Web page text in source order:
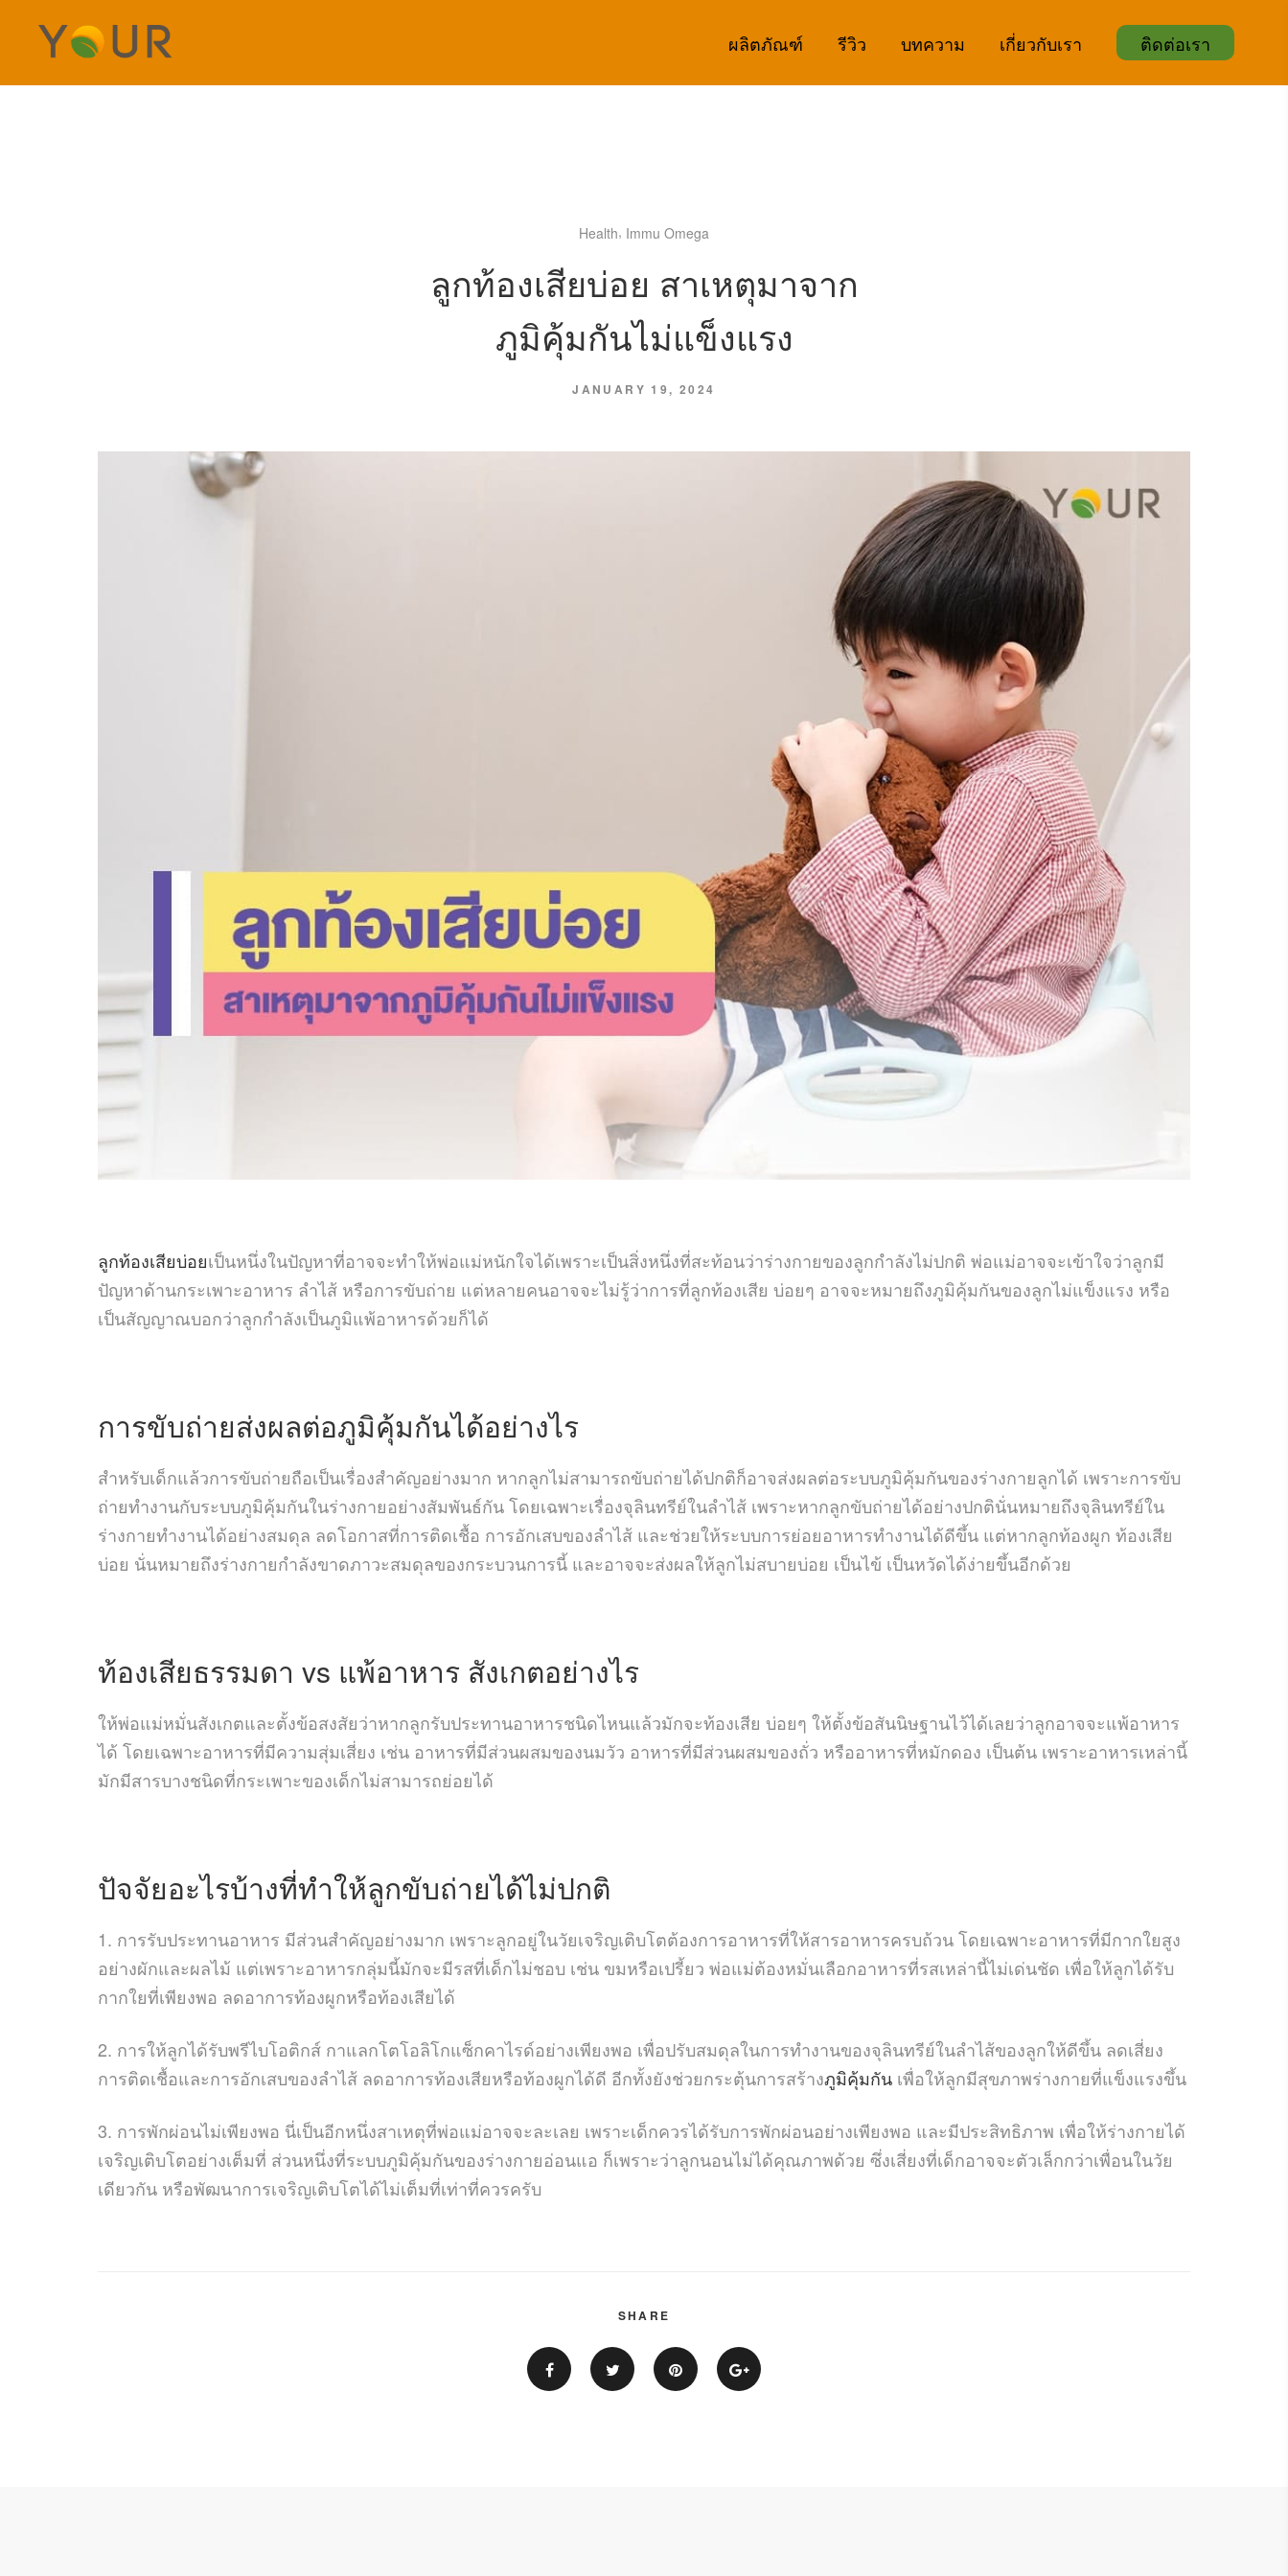
ผลิตภัณฑ์ รีวิว บทความ เกี่ยวกับเรา ติดต่อเรา
Health, Immu Omega
ลูกท้องเสียบ่อย สาเหตุมาจาก
ภูมิคุ้มกันไม่แข็งแรง
JANUARY 19, 2024
ลูกท้องเสียบ่อยเป็นหนึ่งในปัญหาที่อาจจะทำให้พ่อแม่หนักใจได้เพราะเป็นสิ่งหนึ่งที่สะท้อนว่าร่างกายของลูกกำลังไม่ปกติ พ่อแม่อาจจะเข้าใจว่าลูกมี
ปัญหาด้านกระเพาะอาหาร ลำไส้ หรือการขับถ่าย แต่หลายคนอาจจะไม่รู้ว่าการที่ลูกท้องเสีย บ่อยๆ อาจจะหมายถึงภูมิคุ้มกันของลูกไม่แข็งแรง หรือ
เป็นสัญญาณบอกว่าลูกกำลังเป็นภูมิแพ้อาหารด้วยก็ได้
การขับถ่ายส่งผลต่อภูมิคุ้มกันได้อย่างไร
สำหรับเด็กแล้วการขับถ่ายถือเป็นเรื่องสำคัญอย่างมาก หากลูกไม่สามารถขับถ่ายได้ปกติก็อาจส่งผลต่อระบบภูมิคุ้มกันของร่างกายลูกได้ เพราะการขับ
ถ่ายทำงานกับระบบภูมิคุ้มกันในร่างกายอย่างสัมพันธ์กัน โดยเฉพาะเรื่องจุลินทรีย์ในลำไส้ เพราะหากลูกขับถ่ายได้อย่างปกตินั่นหมายถึงจุลินทรีย์ใน
ร่างกายทำงานได้อย่างสมดุล ลดโอกาสที่การติดเชื้อ การอักเสบของลำไส้ และช่วยให้ระบบการย่อยอาหารทำงานได้ดีขึ้น แต่หากลูกท้องผูก ท้องเสีย
บ่อย นั่นหมายถึงร่างกายกำลังขาดภาวะสมดุลของกระบวนการนี้ และอาจจะส่งผลให้ลูกไม่สบายบ่อย เป็นไข้ เป็นหวัดได้ง่ายขึ้นอีกด้วย
ท้องเสียธรรมดา vs แพ้อาหาร สังเกตอย่างไร
ให้พ่อแม่หมั่นสังเกตและตั้งข้อสงสัยว่าหากลูกรับประทานอาหารชนิดไหนแล้วมักจะท้องเสีย บ่อยๆ ให้ตั้งข้อสันนิษฐานไว้ได้เลยว่าลูกอาจจะแพ้อาหาร
ได้ โดยเฉพาะอาหารที่มีความสุ่มเสี่ยง เช่น อาหารที่มีส่วนผสมของนมวัว อาหารที่มีส่วนผสมของถั่ว หรืออาหารที่หมักดอง เป็นต้น เพราะอาหารเหล่านี้
มักมีสารบางชนิดที่กระเพาะของเด็กไม่สามารถย่อยได้
ปัจจัยอะไรบ้างที่ทำให้ลูกขับถ่ายได้ไม่ปกติ
1. การรับประทานอาหาร มีส่วนสำคัญอย่างมาก เพราะลูกอยู่ในวัยเจริญเติบโตต้องการอาหารที่ให้สารอาหารครบถ้วน โดยเฉพาะอาหารที่มีกากใยสูง
อย่างผักและผลไม้ แต่เพราะอาหารกลุ่มนี้มักจะมีรสที่เด็กไม่ชอบ เช่น ขมหรือเปรี้ยว พ่อแม่ต้องหมั่นเลือกอาหารที่รสเหล่านี้ไม่เด่นชัด เพื่อให้ลูกได้รับ
กากใยที่เพียงพอ ลดอาการท้องผูกหรือท้องเสียได้
2. การให้ลูกได้รับพรีไบโอติกส์ กาแลกโตโอลิโกแซ็กคาไรด์อย่างเพียงพอ เพื่อปรับสมดุลในการทำงานของจุลินทรีย์ในลำไส้ของลูกให้ดีขึ้น ลดเสี่ยง
การติดเชื้อและการอักเสบของลำไส้ ลดอาการท้องเสียหรือท้องผูกได้ดี อีกทั้งยังช่วยกระตุ้นการสร้างภูมิคุ้มกัน เพื่อให้ลูกมีสุขภาพร่างกายที่แข็งแรงขึ้น
3. การพักผ่อนไม่เพียงพอ นี่เป็นอีกหนึ่งสาเหตุที่พ่อแม่อาจจะละเลย เพราะเด็กควรได้รับการพักผ่อนอย่างเพียงพอ และมีประสิทธิภาพ เพื่อให้ร่างกายได้
เจริญเติบโตอย่างเต็มที่ ส่วนหนึ่งที่ระบบภูมิคุ้มกันของร่างกายอ่อนแอ ก็เพราะว่าลูกนอนไม่ได้คุณภาพด้วย ซึ่งเสี่ยงที่เด็กอาจจะตัวเล็กกว่าเพื่อนในวัย
เดียวกัน หรือพัฒนาการเจริญเติบโตได้ไม่เต็มที่เท่าที่ควรครับ
SHARE